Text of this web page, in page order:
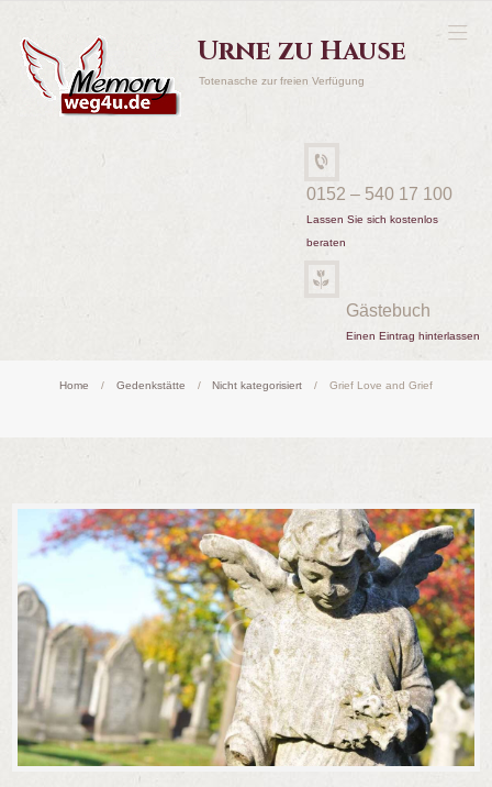
Urne zu Hause
Totenasche zur freien Verfügung
0152 – 540 17 100
Lassen Sie sich kostenlos
beraten
Gästebuch
Einen Eintrag hinterlassen
Home Gedenkstätte Nicht kategorisiert Grief Love and Grief